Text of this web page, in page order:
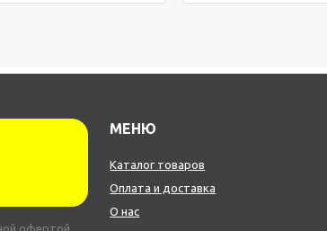
офертой
МЕНЮ
Каталог товаров
Оплата и доставка
О нас